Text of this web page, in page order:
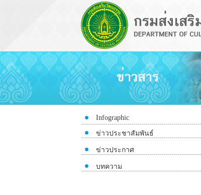
Infographic
ข่าวประชาสัมพันธ์
ข่าวประกาศ
บทความ